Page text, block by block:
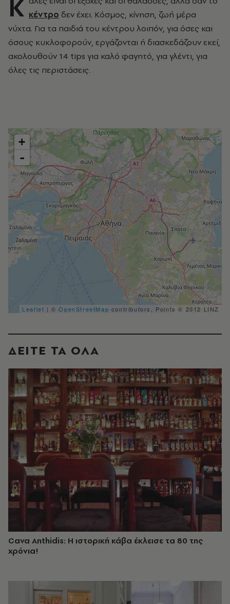
Κ κέντρο δεν έχει. Κόσμος, κίνηση, ζωή μέρα
νύχτα. Για τα παιδιά του κέντρου λοιπόν, για όσες και
όσους κυκλοφορούν, εργάζονται ή διασκεδάζουν εκεί,
ακολουθούν 14 tips για καλό φαγητό, για γλέντι, για
όλες τις περιστάσεις.
+
-
Leaflet | ©OpenStreetMap contributors, Points © 2012 LINZ
ΔΕΙΤΕ ΤΑ ΟΛΑ
Cava Anthidis: Η ιστορική κάβα έκλεισε τα 80 της
χρόνια!